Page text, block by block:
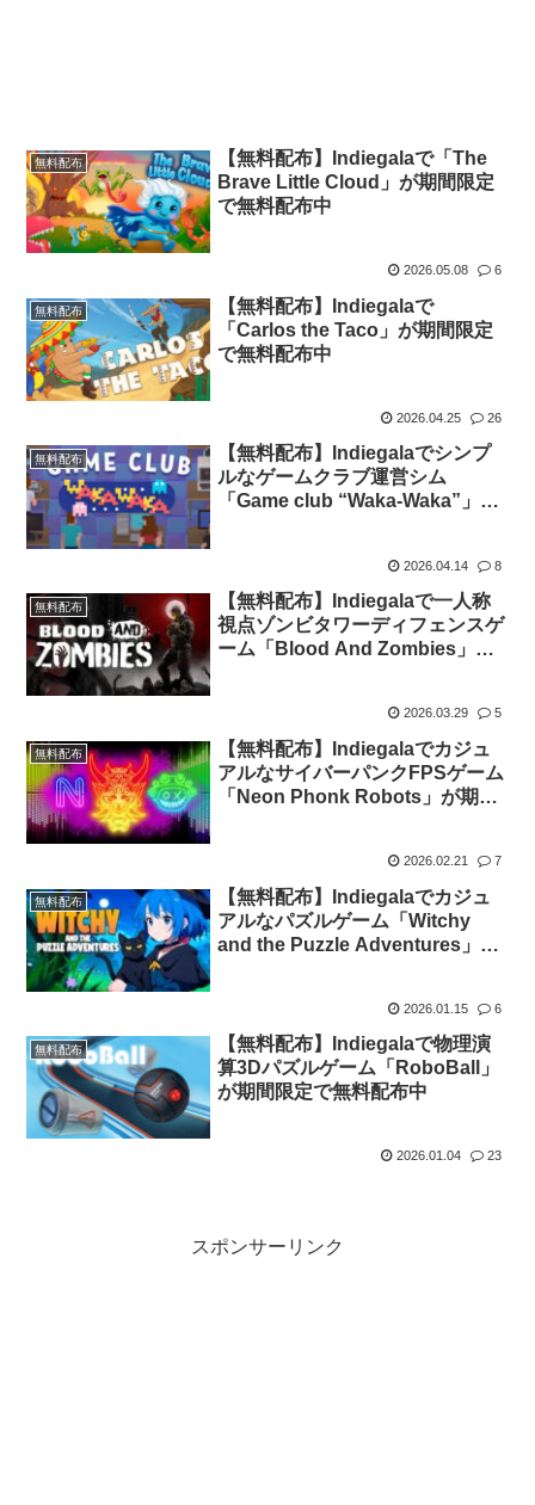
無料配布
【無料配布】Indiegalaで「The
Brave Little Cloud」が期間限定
で無料配布中
2026.05.08 6
無料配布
【無料配布】Indiegalaで
「Carlos the Taco」が期間限定
で無料配布中
2026.04.25 26
無料配布
【無料配布】Indiegalaでシンプ
ルなゲームクラブ運営シム
「Game club “Waka-Waka”」が
2026.04.14 8
無料配布
【無料配布】Indiegalaで一人称
視点ゾンビタワーディフェンスゲ
ーム「Blood And Zombies」が
2026.03.29 5
無料配布
【無料配布】Indiegalaでカジュ
アルなサイバーパンクFPSゲーム
「Neon Phonk Robots」が期間
2026.02.21 7
無料配布
【無料配布】Indiegalaでカジュ
アルなパズルゲーム「Witchy
and the Puzzle Adventures」が
2026.01.15 6
無料配布
【無料配布】Indiegalaで物理演
算3Dパズルゲーム「RoboBall」
が期間限定で無料配布中
2026.01.04 23
スポンサーリンク